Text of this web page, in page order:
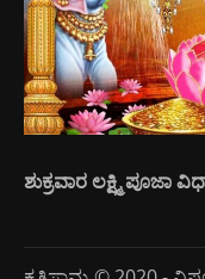
ಶುಕ್ರವಾರ ಲಕ್ಷ್ಮಿ ಪೂಜಾ